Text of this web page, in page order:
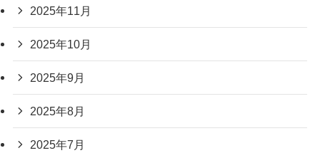
2025年11月
2025年10月
2025年9月
2025年8月
2025年7月